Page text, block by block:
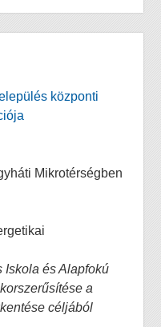
központi
Mikrotérségben
Iskola és Alapfokú
a
céljából